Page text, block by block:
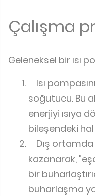
Çalışma
Geleneksel bir ısı
Isı
soğutucu. Bu
enerjiyi ısıya
bileşendeki
Dış
kazanarak,
bir
buharlaşma